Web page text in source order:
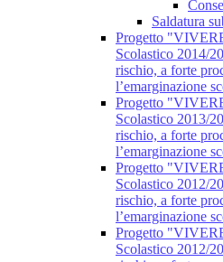
Saldatura
Progetto
Scolastico 2014/
rischio, a forte
l’emarginazione
Progetto
Scolastico 2013/
rischio, a forte
l’emarginazione
Progetto
Scolastico 2012/
rischio, a forte
l’emarginazione
Progetto
Scolastico 2012/